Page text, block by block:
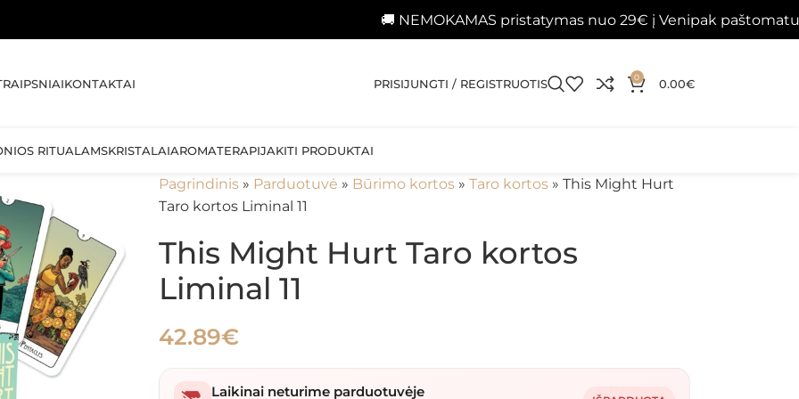
🚚 NEMOKAMAS pristatymas nuo 29€ į Venipak paštomatus 📦
KONTAKTAI PRISIJUNGTI / REGISTRUOTIS 0 0.00€
RITUALAMSKRISTALAIAROMATERAPIJAKITI PRODUKTAI
Pagrindinis» Parduotuvė » Būrimo kortos» Taro kortos» This Might Hurt
Taro kortos Liminal 11
This Might Hurt Taro kortos
Liminal 11
42.89€
Laikinai neturime parduotuvėje